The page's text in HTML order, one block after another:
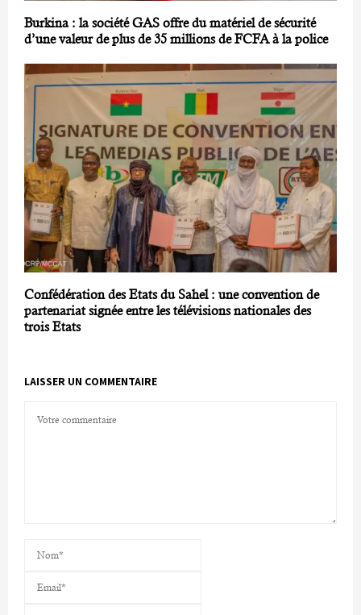
Burkina : la société GAS offre du matériel de sécurité
d’une valeur de plus de 35 millions de FCFA à la police
Confédération des Etats du Sahel : une convention de
partenariat signée entre les télévisions nationales des
trois Etats
LAISSER UN COMMENTAIRE